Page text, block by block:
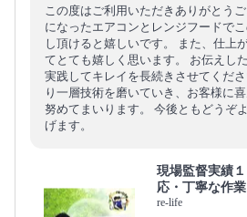
この度はご利用いただきありがとう
になったエアコンとレンジフードで
し頂けると嬉しいです。 また、仕上
てとても嬉しく思います。 お伝えし
実践してキレイを長続きさせてくだ
り一層技術を磨いていき、お客様に
努めてまいります。 今後ともどうぞ
げます。
現場監督実績
応・丁寧な作
re-life